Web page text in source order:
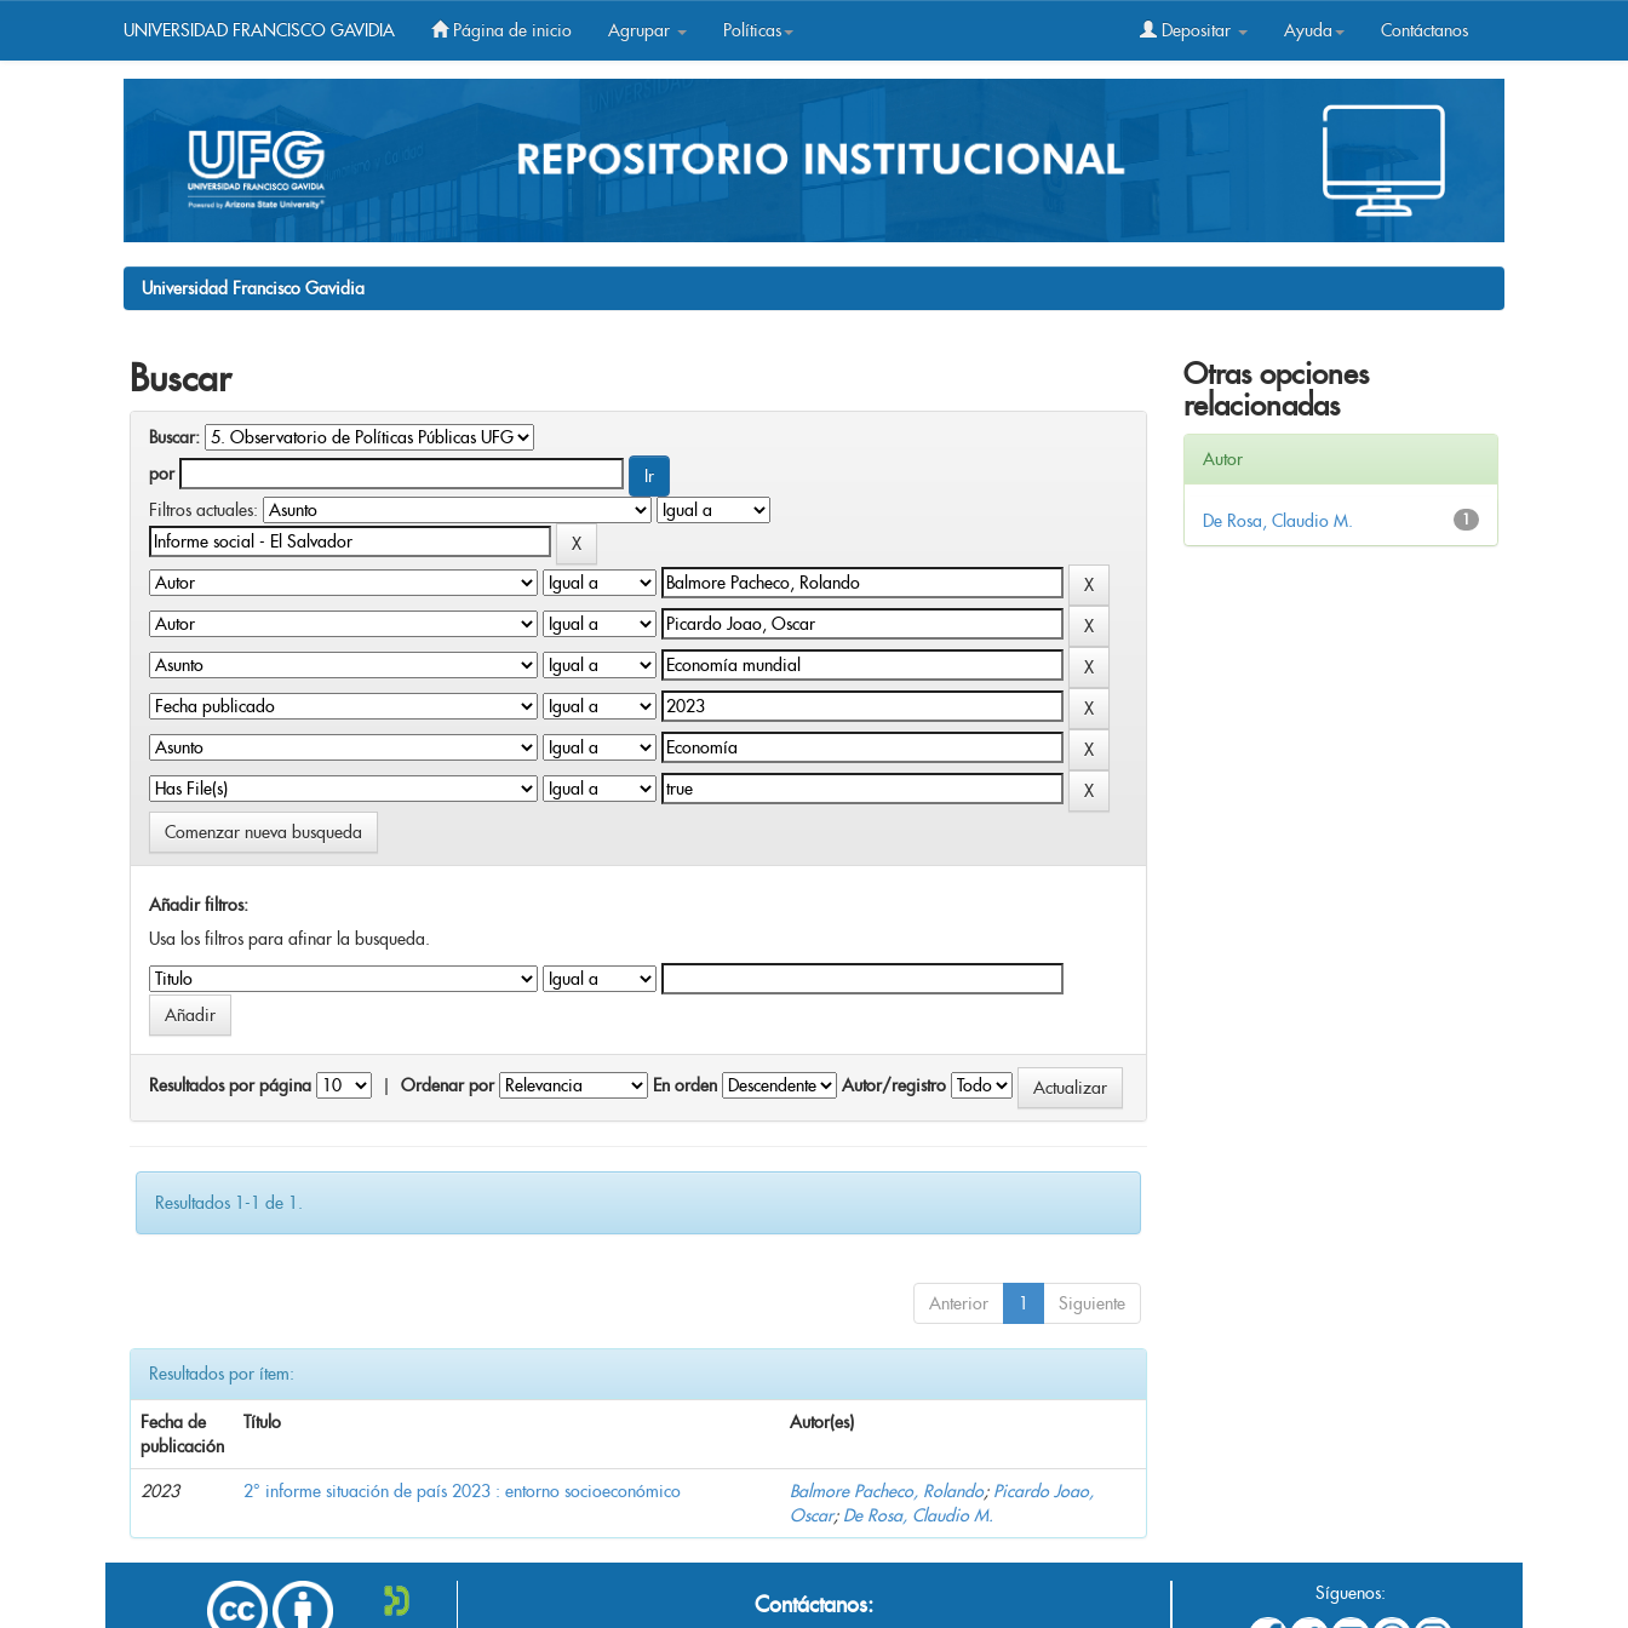
UNIVERSIDAD FRANCISCO GAVIDIA Página de inicio Agrupar Políticas Depositar Ayuda Contáctanos
Universidad Francisco Gavidia
Buscar
Buscar:
por
Filtros actuales:
Comenzar nueva busqueda
Añadir filtros:
Usa los filtros para afinar la busqueda.
Resultados por página Ordenar por En orden Autor/registro
Resultados 1-1 de 1.
Anterior 1 Siguiente
Resultados por ítem:
Fecha de
publicación
Título Autor(es)
2023 2° informe situación de país 2023 : entorno socioeconómico Balmore Pacheco, Rolando; Picardo Joao,
Oscar; De Rosa, Claudio M.
Otras opciones
relacionadas
Autor
1
De Rosa, Claudio M.
Contáctanos: Síguenos: